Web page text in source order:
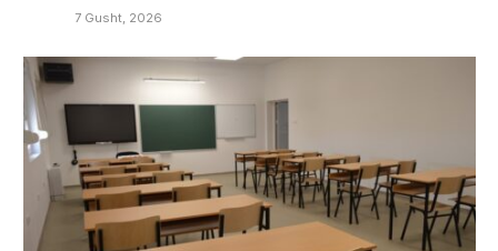
7 Gusht, 2026